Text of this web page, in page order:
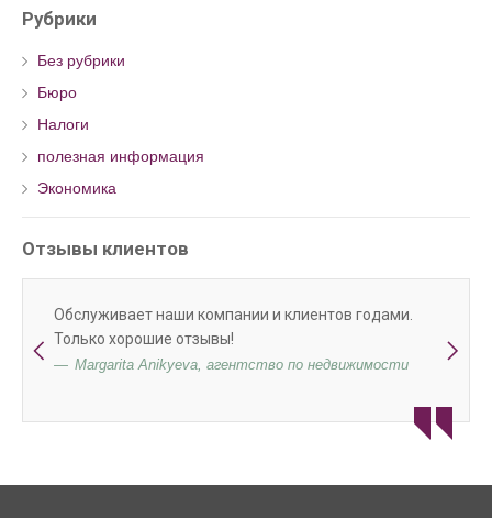
Рубрики
Без рубрики
Бюро
Налоги
полезная информация
Экономика
Отзывы клиентов
Обслуживает наши компании и клиентов годами.
Только хорошие отзывы!
Margarita Anikyeva, агентство по недвижимости